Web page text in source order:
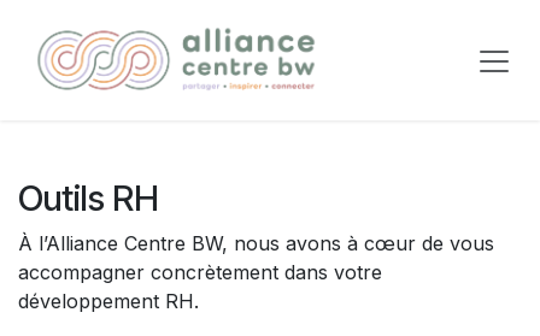
Outils RH
À l’Alliance Centre BW, nous avons à cœur de vous
accompagner concrètement dans votre
développement RH.